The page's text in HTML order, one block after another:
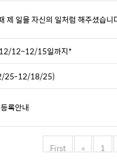
제 일을 자신의 일처럼 해주셨
12~12/15일까지*
25-12/18/25)
록안내
First « 1